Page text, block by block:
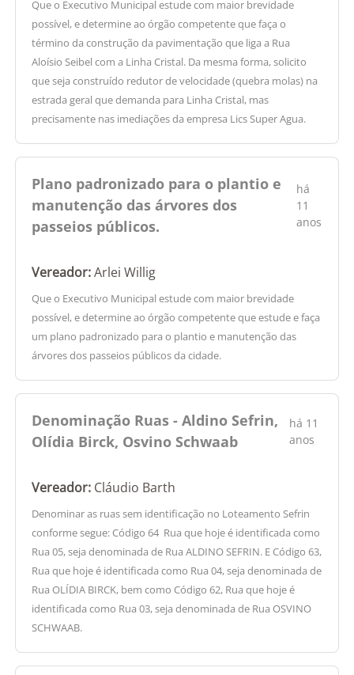
Que o Executivo Municipal estude com maior brevidade
possível, e determine ao órgão competente que faça o
término da construção da pavimentação que liga a Rua
Aloísio Seibel com a Linha Cristal. Da mesma forma, solicito
que seja construído redutor de velocidade (quebra molas) na
estrada geral que demanda para Linha Cristal, mas
precisamente nas imediações da empresa Lics Super Agua.
Plano padronizado para o plantio e
manutenção das árvores dos
passeios públicos.
há
11
anos
Vereador:Arlei Willig
Que o Executivo Municipal estude com maior brevidade
possível, e determine ao órgão competente que estude e faça
um plano padronizado para o plantio e manutenção das
árvores dos passeios públicos da cidade.
Denominação Ruas - Aldino Sefrin,
Olídia Birck, Osvino Schwaab
há 11
anos
Vereador: Cláudio Barth
Denominar as ruas sem identificação no Loteamento Sefrin
conforme segue: Código 64  Rua que hoje é identificada como
Rua 05, seja denominada de Rua ALDINO SEFRIN. E Código 63,
Rua que hoje é identificada como Rua 04, seja denominada de
Rua OLÍDIA BIRCK, bem como Código 62, Rua que hoje é
identificada como Rua 03, seja denominada de Rua OSVINO
SCHWAAB.